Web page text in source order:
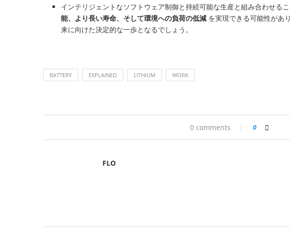
インテリジェントなソフトウェア制御と持続可能な生産と組み合わせる
能、より長い寿命、そして環境への負荷の低減 を実現できる可能性があ
来に向けた決定的な一歩となるでしょう。
BATTERY EXPLAINED LITHIUM WORK
0 comments 0
FLO